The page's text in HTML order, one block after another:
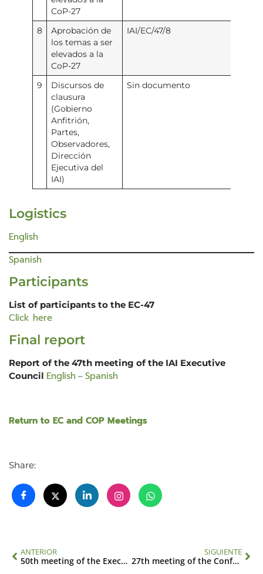
CoP-27
8
Aprobación de
los temas a ser
elevados a la
CoP-27
IAI/EC/47/8
9
Discursos de
clausura
(Gobierno
Anfitrión,
Partes,
Observadores,
Dirección
Ejecutiva del
IAI)
Sin documento
Logistics
English
Spanish
Participants
List of participants to the EC-47
Click here
Final report
Report of the 47th meeting of the IAI Executive
Council English – Spanish
Return to EC and COP Meetings
Share:
ANTERIOR
50th meeting of the Executive Council
SIGUIENTE
27th meeting of the Conference of the Parties